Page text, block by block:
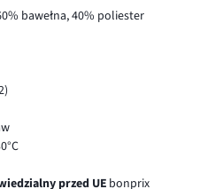
bawełna, 40% poliester
przed UE bonprix